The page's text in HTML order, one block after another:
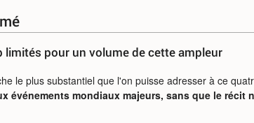
limités pour un volume de cette ampleur
le plus substantiel que l'on puisse adresser à ce
événements mondiaux majeurs, sans que le récit